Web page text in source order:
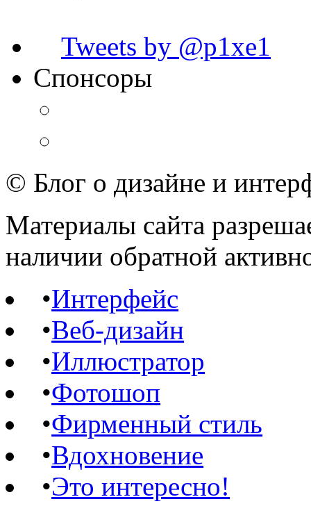
Tweets by @p1xe1
Спонсоры
© Блог о дизайне и
Материалы сайта
наличии обратной
•Интерфейс
•Веб-дизайн
•Иллюстратор
•Фотошоп
•Фирменный стиль
•Вдохновение
•Это интересно!